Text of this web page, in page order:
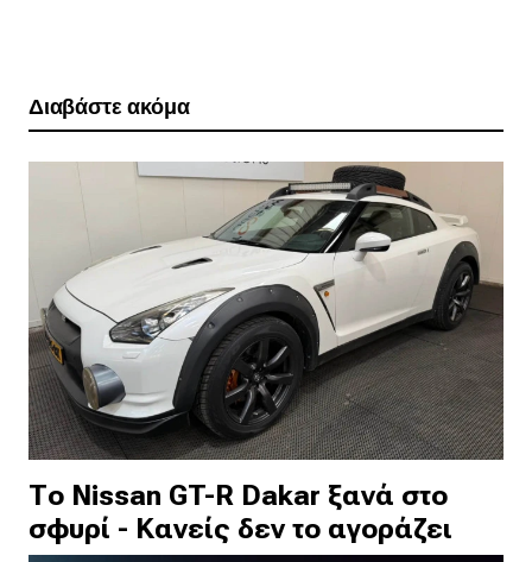
Διαβάστε ακόμα
Το Nissan GT-R Dakar ξανά στο
σφυρί - Κανείς δεν το αγοράζει